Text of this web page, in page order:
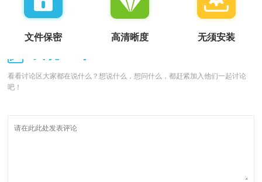
文件保密 高清晰度 无须安装
看看讨论区大家都在说什么？想说什么，想问什么，都赶紧加入他们一起讨论
吧！